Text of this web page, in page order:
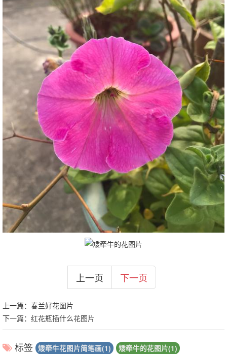
上一页 下一页
上一篇： 春兰好花图片
下一篇： 红花瓶插什么花图片
标签 矮牵牛花图片简笔画(1) 矮牵牛的花图片(1)